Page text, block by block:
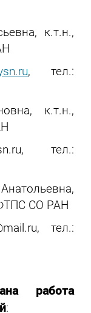
к.т.н.,
, тел.:
к.т.н.,
тел.:
СО РАН
тел.:
работа
: